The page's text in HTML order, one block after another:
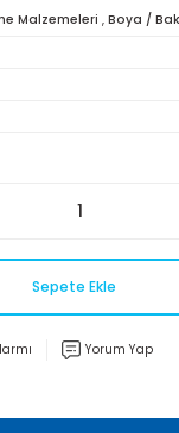
Malzemeleri , Boya /
Sepete Ekle
Yorum Yap